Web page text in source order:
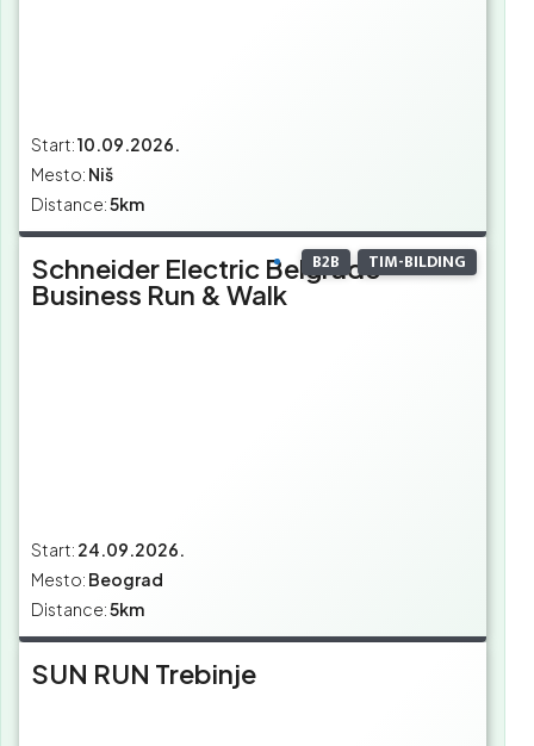
Start:10.09.2026.
Mesto: Niš
Distance:5km
B2B TIM-BILDING
Schneider Electric Belgrade
Business Run & Walk
Start: 24.09.2026.
Mesto: Beograd
Distance:5km
SUN RUN Trebinje